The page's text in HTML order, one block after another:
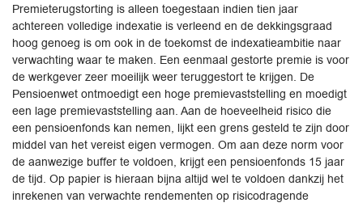
Premieterugstorting is alleen toegestaan indien tien jaar
achtereen volledige indexatie is verleend en de dekkingsgraad
hoog genoeg is om ook in de toekomst de indexatieambitie naar
verwachting waar te maken. Een eenmaal gestorte premie is voor
de werkgever zeer moeilijk weer teruggestort te krijgen. De
Pensioenwet ontmoedigt een hoge premievaststelling en moedigt
een lage premievaststelling aan. Aan de hoeveelheid risico die
een pensioenfonds kan nemen, lijkt een grens gesteld te zijn door
middel van het vereist eigen vermogen. Om aan deze norm voor
de aanwezige buffer te voldoen, krijgt een pensioenfonds 15 jaar
de tijd. Op papier is hieraan bijna altijd wel te voldoen dankzij het
inrekenen van verwachte rendementen op risicodragende